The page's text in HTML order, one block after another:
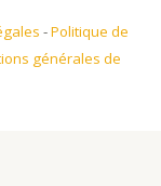
-Politique de
générales de